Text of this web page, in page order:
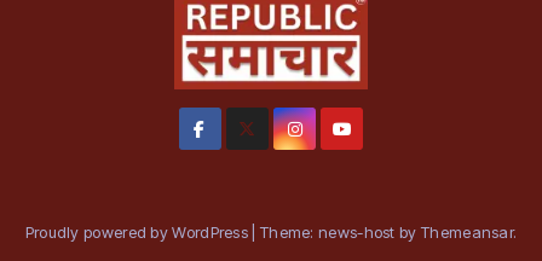
Proudly powered by WordPress Theme: news-host by Themeansar.